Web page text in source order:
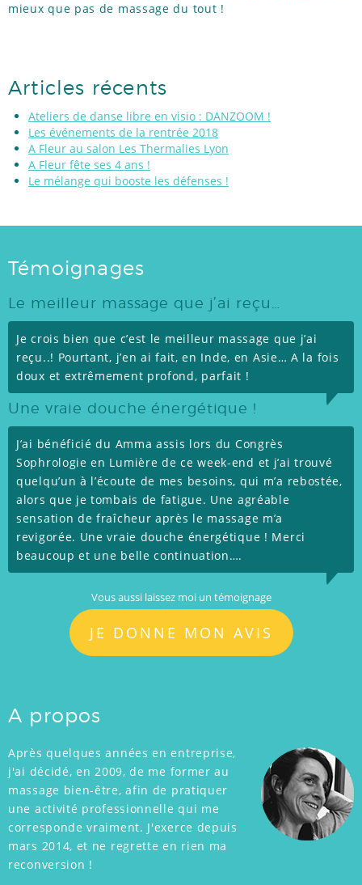
mieux que pas de massage du tout !
Articles récents
Ateliers de danse libre en visio : DANZOOM !
Les événements de la rentrée 2018
A Fleur au salon Les Thermalies Lyon
A Fleur fête ses 4 ans !
Le mélange qui booste les défenses !
Témoignages
Le meilleur massage que j’ai reçu…
Je crois bien que c’est le meilleur massage que j’ai
reçu..! Pourtant, j’en ai fait, en Inde, en Asie… A la fois
doux et extrêmement profond, parfait !
Une vraie douche énergétique !
J’ai bénéficié du Amma assis lors du Congrès
Sophrologie en Lumière de ce week-end et j’ai trouvé
quelqu’un à l’écoute de mes besoins, qui m’a rebostée,
alors que je tombais de fatigue. Une agréable
sensation de fraîcheur après le massage m’a
revigorée. Une vraie douche énergétique ! Merci
beaucoup et une belle continuation….
Vous aussi laissez moi un témoignage
JE DONNE MON AVIS
A propos
Après quelques années en entreprise,
j'ai décidé, en 2009, de me former au
massage bien-être, afin de pratiquer
une activité professionnelle qui me
corresponde vraiment. J'exerce depuis
mars 2014, et ne regrette en rien ma
reconversion !